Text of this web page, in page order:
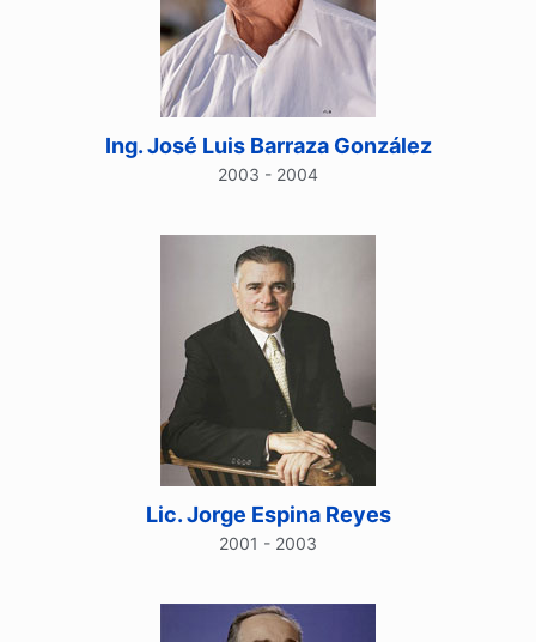
Ing. José Luis Barraza González
2003 - 2004
Lic. Jorge Espina Reyes
2001 - 2003